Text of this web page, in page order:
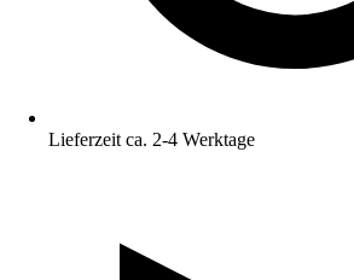
Lieferzeit ca. 2-4 Werktage